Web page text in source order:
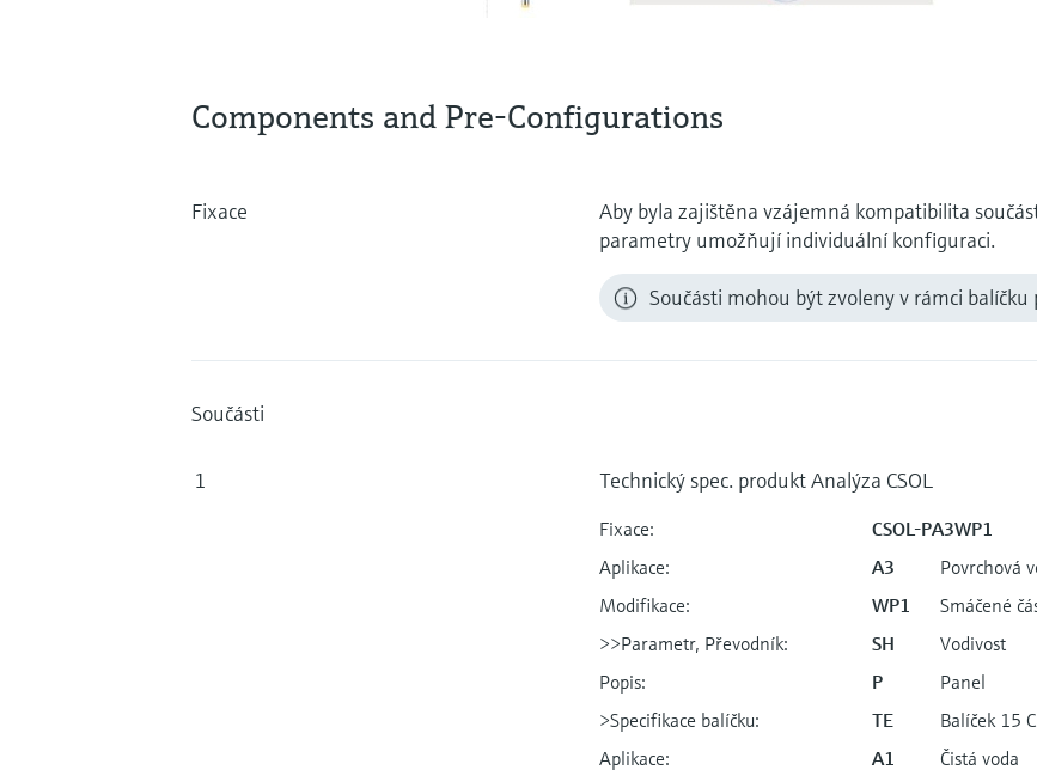
Components and Pre-Configurations
Fixace
Aby byla zajištěna vzájemná kompatibilita
parametry umožňují individuální konfiguraci.
Součásti mohou být zvoleny v rámci
Součásti
1 Technický spec. produkt Analýza CSOL
Fixace:
CSOL-PA3WP1
Aplikace:
A3
Povrchová
Modifikace:
WP1
Smáčené
>>Parametr, Převodník:
SH
Vodivost
Popis:
P
Panel
>Specifikace balíčku:
TE
Balíček 15
Aplikace:
A1
Čistá voda